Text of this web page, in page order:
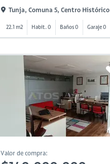
Tunja, Comuna 5, Centro Histórico
22.1 m2 Habit. 0 Baños 0 Garaje 0
Valor de compra: